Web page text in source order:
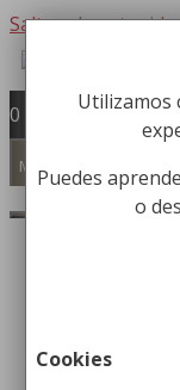
Saltar al contenido
0
Menú
Mango
Utilizamos
Puedes
o
Cookies